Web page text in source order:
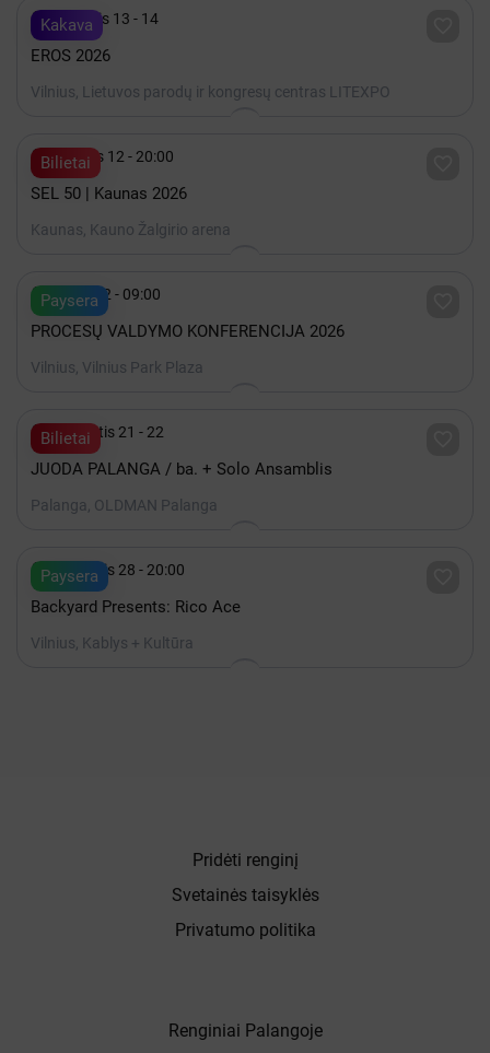
Kakava
 Lapkritis 13 - 14
EROS 2026
Vilnius, Lietuvos parodų ir kongresų centras LITEXPO
Bilietai
 Gruodis 12 - 20:00
SEL 50 | Kaunas 2026
Kaunas, Kauno Žalgirio arena
Paysera
 Spalis 22 - 09:00
PROCESŲ VALDYMO KONFERENCIJA 2026
Vilnius, Vilnius Park Plaza
Bilietai
 Rugpjūtis 21 - 22
JUODA PALANGA / ba. + Solo Ansamblis
Palanga, OLDMAN Palanga
Paysera
 Rugpjūtis 28 - 20:00
Backyard Presents: Rico Ace
Vilnius, Kablys + Kultūra
Renginiai Palangoje
Pridėti renginį
Svetainės taisyklės
Privatumo politika